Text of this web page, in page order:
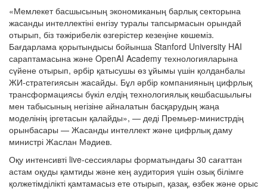
«Мемлекет басшысының экономиканың барлық секторына
жасанды интеллектіні енгізу туралы тапсырмасын орындай
отырып, біз тәжірибелік өзгерістер кезеңіне көшеміз.
Бағдарлама қорытындысы бойынша Stanford University HAI
сараптамасына және OpenAI Academy технологияларына
сүйене отырып, әрбір қатысушы өз ұйымы үшін қолданбалы
ЖИ-стратегиясын жасайды. Бұл әрбір компанияның цифрлық
трансформациясы бүкіл елдің технологиялық көшбасшылығы
мен табысының негізіне айналатын басқарудың жаңа
моделінің іргетасын қалайды», — деді Премьер-министрдің
орынбасары — Жасанды интеллект және цифрлық даму
министрі Жаслан Мәдиев.
Оқу интенсивті live-сессиялары форматындағы 30 сағаттан
астам оқуды қамтиды және кең аудитория үшін озық білімге
қолжетімділікті қамтамасыз ете отырып, қазақ, өзбек және орыс